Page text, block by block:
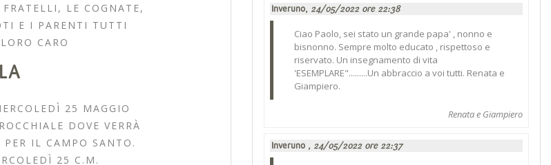
LE COGNATE,
E I PARENTI TUTTI
CARO
25 MAGGIO
DOVE VERRÀ
PER IL CAMPO SANTO.
25 C.M.
Inveruno, 24/05/2022 ore 22:38
Ciao Paolo, sei stato un grande papa' , nonno e
bisnonno. Sempre molto educato , rispettoso e
riservato. Un insegnamento di vita
'ESEMPLARE".........Un abbraccio a voi tutti. Renata e
Giampiero.
Renata e Giampiero
Inveruno , 24/05/2022 ore 22:37